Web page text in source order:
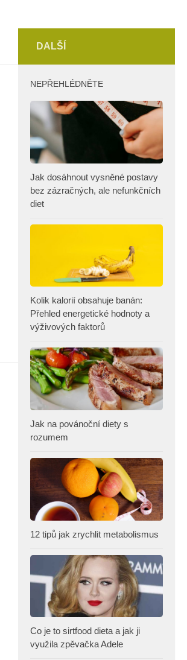
DALŠÍ
NEPŘEHLÉDNĚTE
Jak dosáhnout vysněné postavy
bez zázračných, ale nefunkčních
diet
Kolik kalorií obsahuje banán:
Přehled energetické hodnoty a
výživových faktorů
Jak na povánoční diety s
rozumem
12 tipů jak zrychlit metabolismus
Co je to sirtfood dieta a jak ji
využila zpěvačka Adele